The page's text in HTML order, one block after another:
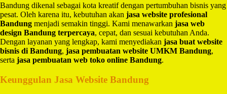
Bandung dikenal sebagai kota kreatif dengan pertumbuhan bisnis yang
pesat. Oleh karena itu, kebutuhan akan jasa website profesional
Bandung menjadi semakin tinggi. Kami menawarkan jasa web
design Bandung terpercaya, cepat, dan sesuai kebutuhan Anda.
Dengan layanan yang lengkap, kami menyediakan jasa buat website
bisnis di Bandung, jasa pembuatan website UMKM Bandung,
serta jasa pembuatan web toko online Bandung.
Keunggulan Jasa Website Bandung